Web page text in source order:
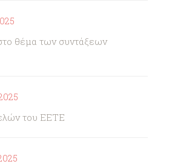
στο θέμα των συντάξεων
του ΕΕΤΕ